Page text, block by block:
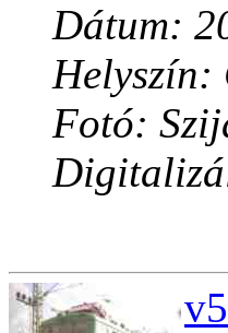
Dátum:
Helyszín:
Fotó: